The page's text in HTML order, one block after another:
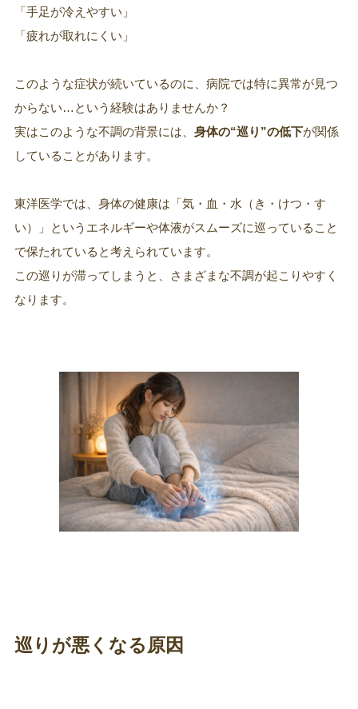
「手足が冷えやすい」
「疲れが取れにくい」
このような症状が続いているのに、病院では特に異常が見つ
からない…という経験はありませんか？
実はこのような不調の背景には、 身体の“巡り”の低下が関係
していることがあります。
東洋医学では、身体の健康は「気・血・水（き・けつ・す
い）」というエネルギーや体液がスムーズに巡っていること
で保たれていると考えられています。
この巡りが滞ってしまうと、さまざまな不調が起こりやすく
なります。
巡りが悪くなる原因